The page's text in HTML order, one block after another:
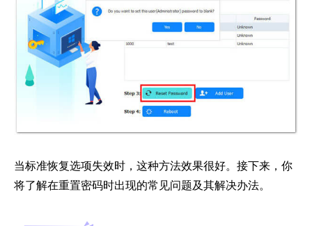
当标准恢复选项失效时，这种方法效果很好。接下来，你
将了解在重置密码时出现的常见问题及其解决办法。